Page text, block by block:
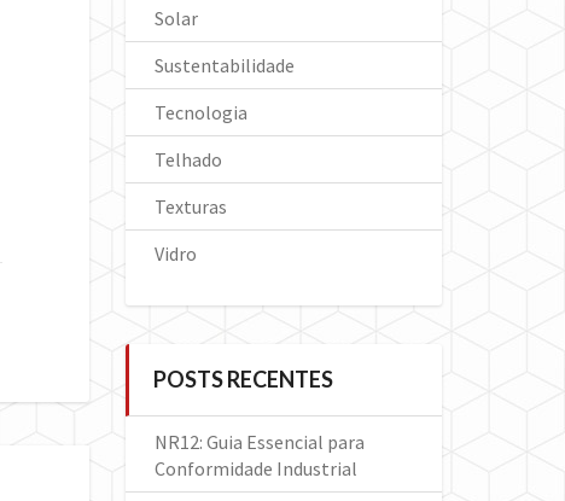
Solar
Sustentabilidade
Tecnologia
Telhado
Texturas
Vidro
POSTS RECENTES
NR12: Guia Essencial para
Conformidade Industrial